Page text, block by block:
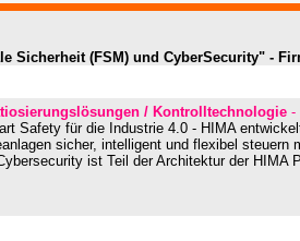
Sicherheit (FSM) und CyberSecurity" -
/ Kontrolltechnologie -
Safety für die Industrie 4.0 - HIMA
sicher, intelligent und flexibel
ist Teil der Architektur der HIMA